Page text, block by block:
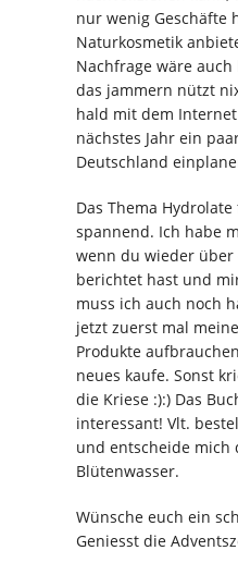
nur wenig Geschäfte
Naturkosmetik
Nachfrage wäre
das jammern nützt
hald mit dem
nächstes Jahr ein
Deutschland
Das Thema
spannend. Ich habe
wenn du wieder
berichtet hast und
muss ich auch noch
jetzt zuerst mal
Produkte
neues kaufe. Sonst
die Kriese :):) Das
interessant! Vlt.
und entscheide mich
Blütenwasser.
Wünsche euch ein
Geniesst die